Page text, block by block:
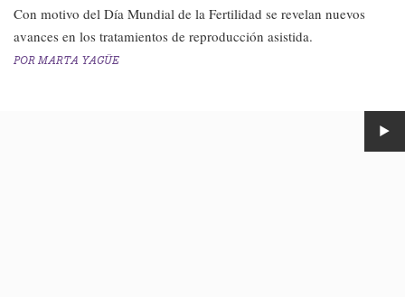
Con motivo del Día Mundial de la Fertilidad se revelan nuevos
avances en los tratamientos de reproducción asistida.​
POR MARTA YAGÜE